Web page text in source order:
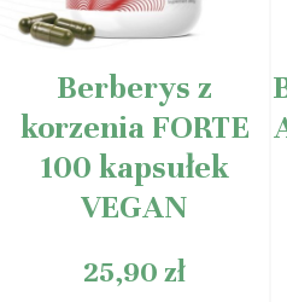
Berberys z
korzenia FORTE
100 kapsułek
VEGAN
25,90 zł